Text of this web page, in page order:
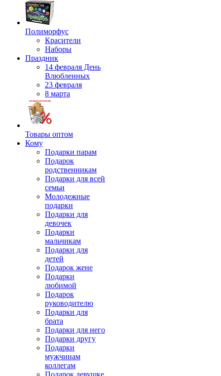
Полиморфус
Красители
Наборы
Праздник
14 февраля День
Влюбленных
23 февраля
8 марта
Товары оптом
Кому
Подарки парам
Подарок
родственникам
Подарки для всей
семьи
Молодежные
подарки
Подарки для
девочек
Подарки
мальчикам
Подарки для
детей
Подарок жене
Подарки
любимой
Подарок
руководителю
Подарки для
брата
Подарки для него
Подарки другу
Подарки
мужчинам
коллегам
Подарок девушке